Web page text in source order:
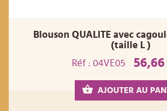
Blouson QUALITE avec
(taille L )
Réf : 04VE05
AJOUTER AU